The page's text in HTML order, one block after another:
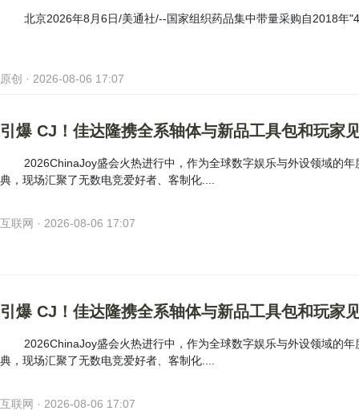
北京2026年8月6日/美通社/--国家组织药品集中带量采购自2018年
原创 · 2026-08-06 17:07
引爆 CJ！佳达隆携全系轴体与新品工具包和玩家
2026ChinaJoy盛会火热进行中，作为全球数字娱乐与外设领域的年
典，现场汇聚了无数电竞爱好者、客制化....
互联网 · 2026-08-06 17:07
引爆 CJ！佳达隆携全系轴体与新品工具包和玩家
2026ChinaJoy盛会火热进行中，作为全球数字娱乐与外设领域的年
典，现场汇聚了无数电竞爱好者、客制化....
互联网 · 2026-08-06 17:07